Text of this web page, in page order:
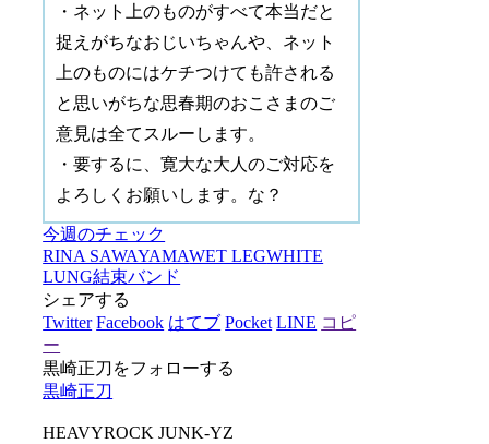
・ネット上のものがすべて本当だと
捉えがちなおじいちゃんや、ネット
上のものにはケチつけても許される
と思いがちな思春期のおこさまのご
意見は全てスルーします。
・要するに、寛大な大人のご対応を
よろしくお願いします。な？
今週のチェック
RINA SAWAYAMAWET LEGWHITE
LUNG結束バンド
シェアする
Twitter Facebook はてブ Pocket LINE コピ
ー
黒崎正刀をフォローする
黒崎正刀
HEAVYROCK JUNK-YZ